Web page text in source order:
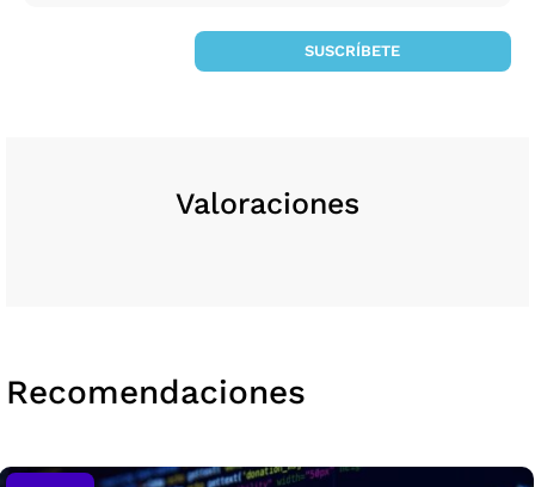
SUSCRÍBETE
Valoraciones
Recomendaciones